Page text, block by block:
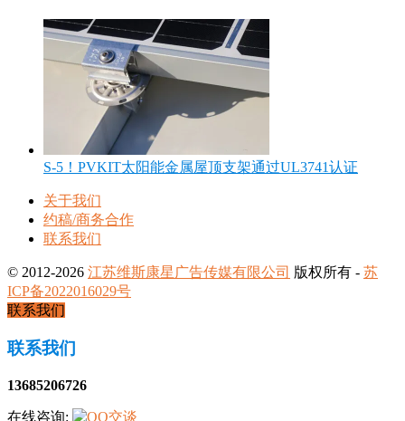
S-5！PVKIT太阳能金属屋顶支架通过UL3741认证
关于我们
约稿/商务合作
联系我们
© 2012-2026 江苏维斯康星广告传媒有限公司 版权所有 - 苏
ICP备2022016029号
联系我们
联系我们
13685206726
在线咨询: